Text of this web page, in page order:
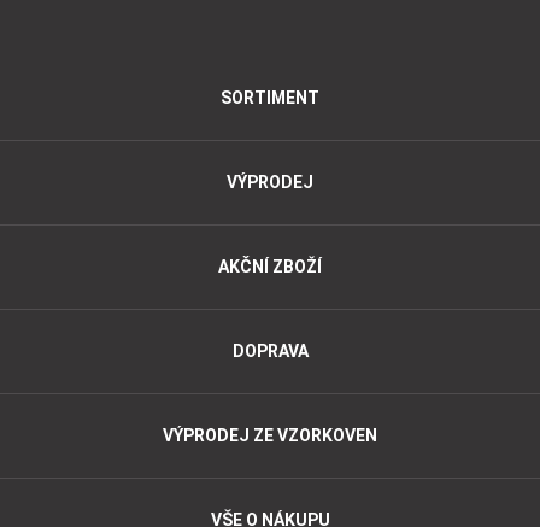
SORTIMENT
VÝPRODEJ
AKČNÍ ZBOŽÍ
DOPRAVA
VÝPRODEJ ZE VZORKOVEN
VŠE O NÁKUPU